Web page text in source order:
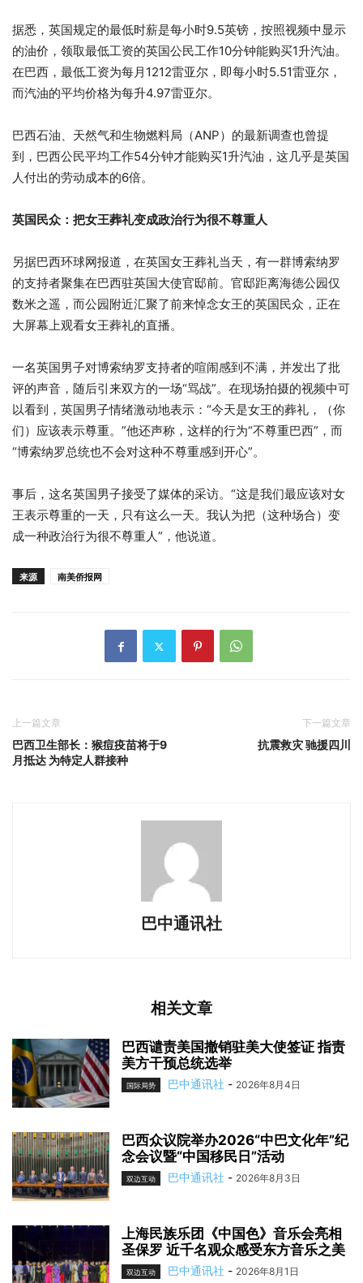
据悉，英国规定的最低时薪是每小时9.5英镑，按照视频中显示
的油价，领取最低工资的英国公民工作10分钟能购买1升汽油。
在巴西，最低工资为每月1212雷亚尔，即每小时5.51雷亚尔，
而汽油的平均价格为每升4.97雷亚尔。
巴西石油、天然气和生物燃料局（ANP）的最新调查也曾提
到，巴西公民平均工作54分钟才能购买1升汽油，这几乎是英国
人付出的劳动成本的6倍。
英国民众：把女王葬礼变成政治行为很不尊重人
另据巴西环球网报道，在英国女王葬礼当天，有一群博索纳罗
的支持者聚集在巴西驻英国大使官邸前。官邸距离海德公园仅
数米之遥，而公园附近汇聚了前来悼念女王的英国民众，正在
大屏幕上观看女王葬礼的直播。
一名英国男子对博索纳罗支持者的喧闹感到不满，并发出了批
评的声音，随后引来双方的一场“骂战”。在现场拍摄的视频中可
以看到，英国男子情绪激动地表示：“今天是女王的葬礼，（你
们）应该表示尊重。”他还声称，这样的行为“不尊重巴西”，而
“博索纳罗总统也不会对这种不尊重感到开心”。
事后，这名英国男子接受了媒体的采访。“这是我们最应该对女
王表示尊重的一天，只有这么一天。我认为把（这种场合）变
成一种政治行为很不尊重人”，他说道。
来源 南美侨报网
上一篇文章
巴西卫生部长：猴痘疫苗将于9
月抵达 为特定人群接种
下一篇文章
抗震救灾 驰援四川
巴中通讯社
相关文章
巴西谴责美国撤销驻美大使签证 指责
美方干预总统选举
国际局势 巴中通讯社 - 2026年8月4日
巴西众议院举办2026“中巴文化年”纪
念会议暨“中国移民日”活动
双边互动 巴中通讯社 - 2026年8月3日
上海民族乐团《中国色》音乐会亮相
圣保罗 近千名观众感受东方音乐之美
双边互动 巴中通讯社 - 2026年8月1日